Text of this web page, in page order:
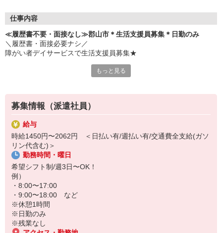
仕事内容
≪履歴書不要・面接なし≫郡山市＊生活支援員募集＊日勤のみ
＼履歴書・面接必要ナシ／
障がい者デイサービスで生活支援員募集★
・施設内の清掃
・利用者さんに合わせた介助
・送迎業務（できる方のみ）等
日勤のみ！未経験でも始められる福祉のお仕事♪
日々成長していく利用者さんを一番近くで見守れます◎
もっと見る
募集情報（派遣社員）
給与
時給1450円〜2062円 ＜日払い有/週払い有/交通費全支給(ガソ
リン代含む)＞
勤務時間・曜日
希望シフト制/週3日〜OK！
例）
・8:00〜17:00
・9:00〜18:00 など
※休憩1時間
※日勤のみ
※残業なし